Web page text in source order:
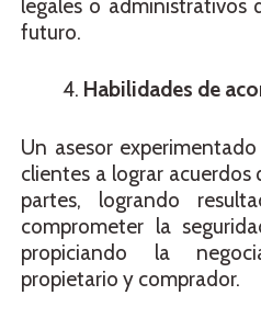
legales o administrativos
futuro.
Habilidades de
Un asesor
clientes a lograr
partes, logrando
comprometer la
propiciando la
propietario y comprador.